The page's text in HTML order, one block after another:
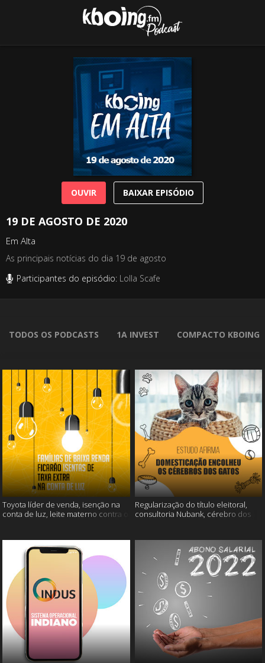
19 DE AGOSTO DE 2020
Em Alta
As principais notícias do dia 19 de agosto
Participantes do episódio: Lolla Scafe
OUVIR BAIXAR EPISÓDIO
TODOS OS PODCASTS 1A INVEST COMPACTO KBOING
Toyota líder de venda, isenção na
conta de luz, leite materno contra o
Regularização do título eleitoral,
consultoria Nubank, cérebro dos